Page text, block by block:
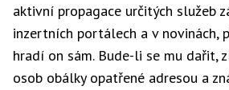
aktivní propagace určitých služeb
inzertních portálech a v novinách,
hradí on sám. Bude-li se mu dařit,
osob obálky opatřené adresou a